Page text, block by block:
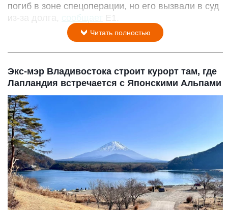
погиб в зоне спецоперации, но его вызвали в суд
из-за долга,
сообщает E1.
Читать полностью
Экс-мэр Владивостока строит курорт там, где
Лапландия встречается с Японскими Альпами